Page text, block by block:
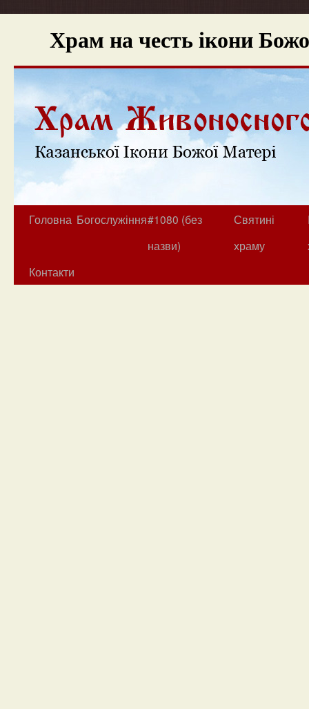
Храм на честь ікони
Головна Богослужіння#1080 (без
назви)
Святині
храму
Контакти